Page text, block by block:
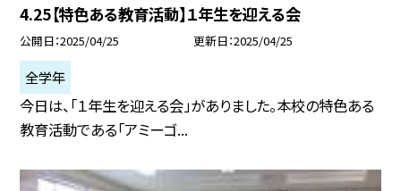
4.25【特色ある教育活動】１年生を迎える会
公開日 2025/04/25 更新日 2025/04/25
全学年
今日は、「１年生を迎える会」がありました。本校の特色ある
教育活動である「アミーゴ...